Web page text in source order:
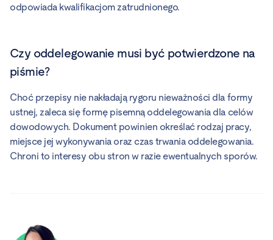
odpowiada kwalifikacjom zatrudnionego.
Czy oddelegowanie musi być potwierdzone na
piśmie?
Choć przepisy nie nakładają rygoru nieważności dla formy
ustnej, zaleca się formę pisemną oddelegowania dla celów
dowodowych. Dokument powinien określać rodzaj pracy,
miejsce jej wykonywania oraz czas trwania oddelegowania.
Chroni to interesy obu stron w razie ewentualnych sporów.